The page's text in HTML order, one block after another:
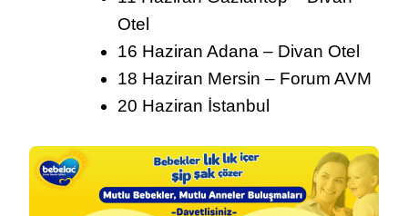
Otel
16 Haziran Adana – Divan Otel
18 Haziran Mersin – Forum AVM
20 Haziran İstanbul